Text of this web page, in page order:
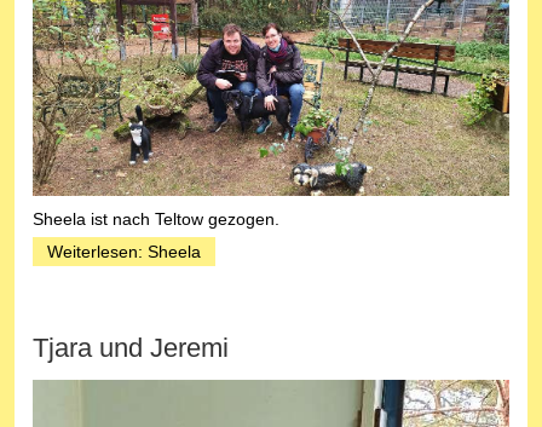
Sheela ist nach Teltow gezogen.
Weiterlesen: Sheela
Tjara und Jeremi